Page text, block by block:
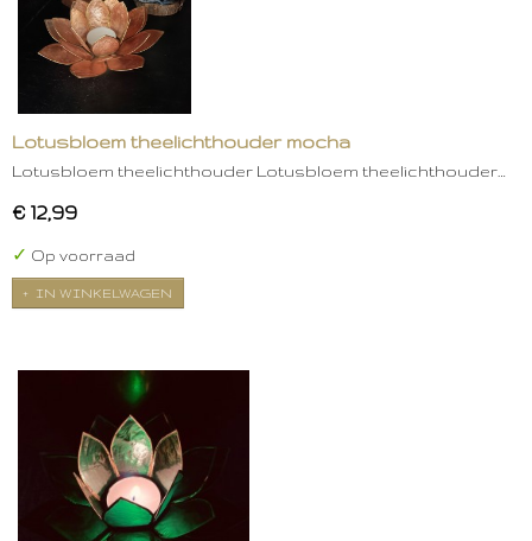
Lotusbloem theelichthouder mocha
Lotusbloem theelichthouder Lotusbloem theelichthouder…
€ 12,99
✓ Op voorraad
IN WINKELWAGEN